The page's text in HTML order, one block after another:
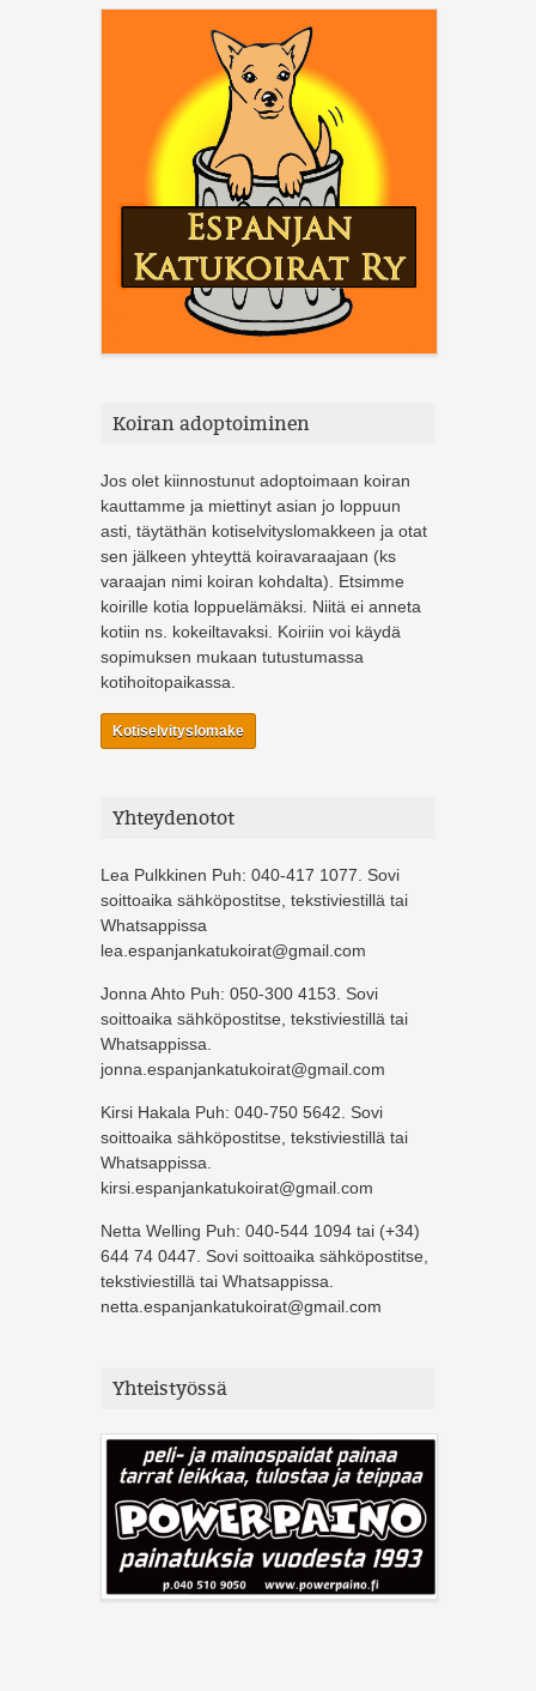
Koiran adoptoiminen
Jos olet kiinnostunut adoptoimaan koiran
kauttamme ja miettinyt asian jo loppuun
asti, täytäthän kotiselvityslomakkeen ja otat
sen jälkeen yhteyttä koiravaraajaan (ks
varaajan nimi koiran kohdalta). Etsimme
koirille kotia loppuelämäksi. Niitä ei anneta
kotiin ns. kokeiltavaksi. Koiriin voi käydä
sopimuksen mukaan tutustumassa
kotihoitopaikassa.
Kotiselvityslomake
Yhteydenotot
Lea Pulkkinen Puh: 040-417 1077. Sovi
soittoaika sähköpostitse, tekstiviestillä tai
Whatsappissa
lea.espanjankatukoirat@gmail.com
Jonna Ahto Puh: 050-300 4153. Sovi
soittoaika sähköpostitse, tekstiviestillä tai
Whatsappissa.
jonna.espanjankatukoirat@gmail.com
Kirsi Hakala Puh: 040-750 5642. Sovi
soittoaika sähköpostitse, tekstiviestillä tai
Whatsappissa.
kirsi.espanjankatukoirat@gmail.com
Netta Welling Puh: 040-544 1094 tai (+34)
644 74 0447. Sovi soittoaika sähköpostitse,
tekstiviestillä tai Whatsappissa.
netta.espanjankatukoirat@gmail.com
Yhteistyössä